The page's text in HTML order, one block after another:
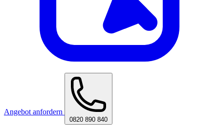
Angebot anfordern
0820 890 840